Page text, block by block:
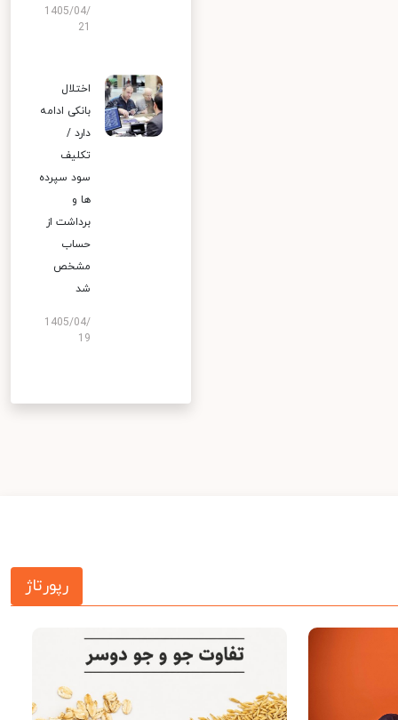
1405/04/
اختلال
بانکی ادامه
دارد /
تکلیف
سود سپرده
ها و
برداشت از
حساب
مشخص
شد
1405/04/
19
رپورتاژ